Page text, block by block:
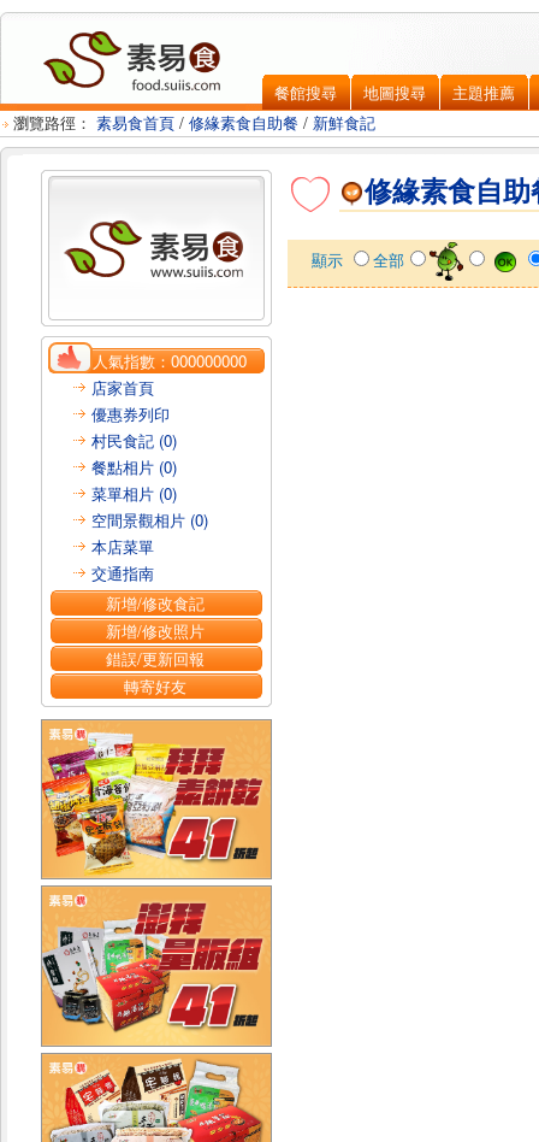
餐館搜尋 地圖搜尋
主題推薦
瀏覽路徑： 素易食首頁 / 修緣素食自助餐 / 新鮮食記
人氣指數：000000000
店家首頁
優惠券列印
村民食記 (0)
餐點相片 (0)
菜單相片 (0)
空間景觀相片 (0)
本店菜單
交通指南
新增/修改食記
新增/修改照片
錯誤/更新回報
轉寄好友
修緣素食自助
顯示 全部